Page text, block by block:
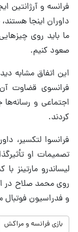
فرانسه و آرژانتین
داوران اینجا
ما باید روی
صعود کنیم.
این اتفاق مشابه
فرانسوی قضاوت
اجتماعی و رسانه‌ها
کردند.
فرانسوا لتکسیر،
تصمیمات او
روی محمد صلاح در
و فدراسیون فوتبال
بازی فرانسه و مراکش